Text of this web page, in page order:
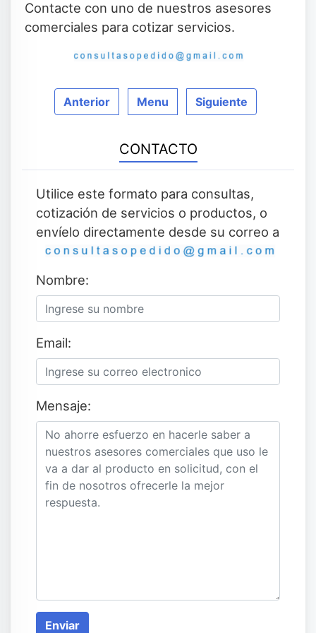
Contacte con uno de nuestros asesores
comerciales para cotizar servicios.
Anterior Menu Siguiente
CONTACTO
Utilice este formato para consultas,
cotización de servicios o productos, o
envíelo directamente desde su correo a
Nombre:
Email:
Mensaje:
Enviar